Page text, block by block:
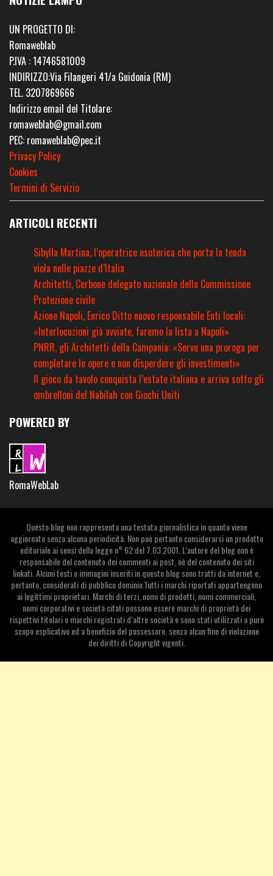
UN PROGETTO DI:
Romaweblab
P.IVA : 14746581009
INDIRIZZO:Via Filangeri 41/a Guidonia (RM)
TEL. 3207869666
Indirizzo email del Titolare:
romaweblab@gmail.com
PEC: romaweblab@pec.it
Privacy Policy
Cookies
Termini di Servizio
ARTICOLI RECENTI
Sibylla Martina, l’operatrice esoterica che porta la tenda
viola nelle piazze d’Italia
Architetti, Cerbone delegato nazionale della Commissione
Protezione civile
Azione Napoli, Enrico Ditto nuovo responsabile Enti locali:
«Interlocuzioni già avviate, faremo la lista a Napoli»
PNRR, gli Architetti della Campania: «Serve una proroga per
completare le opere e non disperdere gli investimenti»
Il gioco da tavolo conquista l’estate italiana e arriva sotto gli
ombrelloni del Nabilah con Giochi Uniti
POWERED BY
RomaWebLab
Questo blog non rappresenta una testata giornalistica in quanto viene
aggiornato senza alcuna periodicità. Non può pertanto considerarsi un prodotto
editoriale ai sensi della legge n° 62 del 7.03.2001. L’autore del blog non è
responsabile del contenuto dei commenti ai post, nè del contenuto dei siti
linkati. Alcuni testi o immagini inseriti in questo blog sono tratti da internet e,
pertanto, considerati di pubblico dominio.Tutti i marchi riportati appartengono
ai legittimi proprietari. Marchi di terzi, nomi di prodotti, nomi commerciali,
nomi corporativi e società citati possono essere marchi di proprietà dei
rispettivi titolari o marchi registrati d’altre società e sono stati utilizzati a puro
scopo esplicativo ed a beneficio del possessore, senza alcun fine di violazione
dei diritti di Copyright vigenti.